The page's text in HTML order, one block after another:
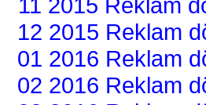
12 2015 Reklam
01 2016 Reklam
02 2016 Reklam